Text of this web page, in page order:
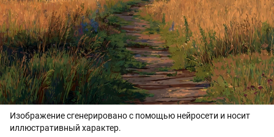
Изображение сгенерировано с помощью нейросети и носит
иллюстративный характер.